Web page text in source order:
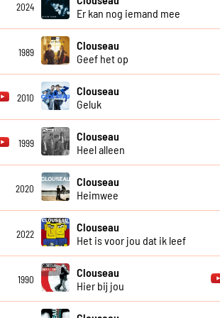
2024
Er kan nog iemand mee
1989
Clouseau
Geef het op
2010
Clouseau
Geluk
1999
Clouseau
Heel alleen
2020
Clouseau
Heimwee
2022
Clouseau
Het is voor jou dat ik leef
1990
Clouseau
Hier bij jou